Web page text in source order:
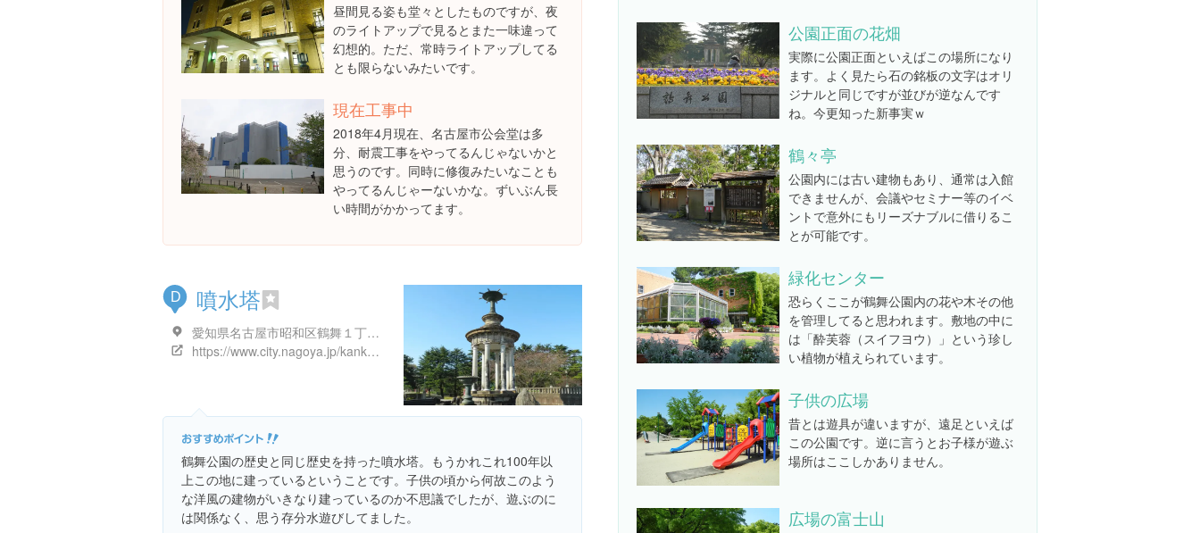
昼間見る姿も堂々としたものですが、夜
のライトアップで見るとまた一味違って
幻想的。ただ、常時ライトアップしてる
とも限らないみたいです。
現在工事中
2018年4月現在、名古屋市公会堂は多
分、耐震工事をやってるんじゃないかと
思うのです。同時に修復みたいなことも
やってるんじゃーないかな。ずいぶん長
い時間がかかってます。
公園正面の花畑
実際に公園正面といえばこの場所になり
ます。よく見たら石の銘板の文字はオリ
ジナルと同じですが並びが逆なんです
ね。今更知った新事実ｗ
鶴々亭
公園内には古い建物もあり、通常は入館
できませんが、会議やセミナー等のイベ
ントで意外にもリーズナブルに借りるこ
とが可能です。
緑化センター
恐らくここが鶴舞公園内の花や木その他
を管理してると思われます。敷地の中に
は「酔芙蓉（スイフヨウ）」という珍し
い植物が植えられています。
子供の広場
昔とは遊具が違いますが、遠足といえば
この公園です。逆に言うとお子様が遊ぶ
場所はここしかありません。
広場の富士山
D 噴水塔
愛知県名古屋市昭和区鶴舞１丁目１
https://www.city.nagoya.jp/kankobunkakoryu/page/0000038194.html
鶴舞公園の歴史と同じ歴史を持った噴水塔。もうかれこれ100年以
上この地に建っているということです。子供の頃から何故このよう
な洋風の建物がいきなり建っているのか不思議でしたが、遊ぶのに
は関係なく、思う存分水遊びしてました。